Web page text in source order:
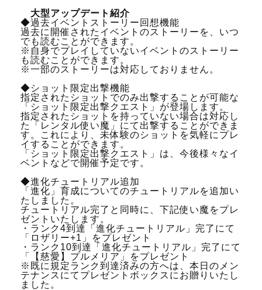
大型アップデート紹介
◆過去イベントストーリー回想機能
過去に開催されたイベントのストーリーを、いつ
でも読むことができます。
※自身でプレイしていないイベントのストーリー
も読むことができます。
※一部のストーリーは対応しておりません。
◆ショット限定出撃機能
指定されたショットでのみ出撃することが可能な
「ショット限定出撃クエスト」が登場します。
指定されたショットを持っていない場合は対応し
た「レンタル使い魔」にて出撃することができま
す。これにより、未体験のショットを気軽にプレ
イすることができます。
「ショット限定出撃クエスト」は、今後様々なイ
ベントなどで開催予定です。
◆進化チュートリアル追加
「進化」育成についてのチュートリアルを追加い
たしました。
チュートリアル完了と同時に、下記使い魔をプレ
ゼントいたします。
・ランク4到達「進化チュートリアル」完了にて
「ロザリー+1」をプレゼント
・ランク10到達「進化チュートリアル」完了にて
「【慈愛】プルメリア」をプレゼント
※既に規定ランク到達済みの方へは、本日のメン
テナンスにてプレゼントボックスにお贈りいたし
ました。